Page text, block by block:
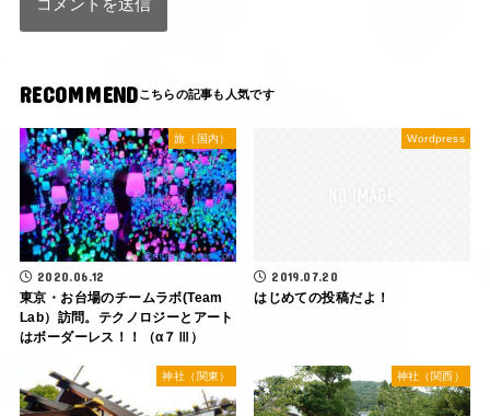
RECOMMEND
旅（国内）
2020.06.12
東京・お台場のチームラボ(Team
Lab）訪問。テクノロジーとアート
はボーダーレス！！（α７Ⅲ）
Wordpress
2019.07.20
はじめての投稿だよ！
神社（関東） 神社（関西）